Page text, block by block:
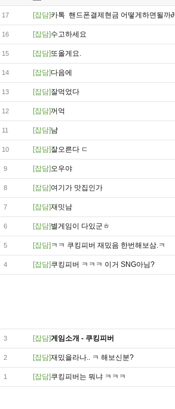
17 [잡담]카톡 핸드폰결제현금 어떻게하면될까∂
16 [잡담]수고하세요
15 [잡담]또올게요.
14 [잡담]다음에
13 [잡담]잘먹었다
12 [잡담]꺼억
11 [잡담]냠
10 [잡담]잘오른다 ㄷ
9 [잡담]오우야
8 [잡담]여기가 맛집인가
7 [잡담]재밋남
6 [잡담]별게임이 다있군ㅎ
5 [잡담] ㅋㅋ 쿠킹피버 재밌음 한번해보삼.ㅋ
4 [잡담]쿠킹피버 ㅋㅋㅋ 이거 SNG아님?
3 [잡담]게임소개 - 쿠킹피버
2 [잡담]재밌을라나.. ㅋ 해보신분?
1 [잡담]쿠킹피버는 뭐냐 ㅋㅋㅋ